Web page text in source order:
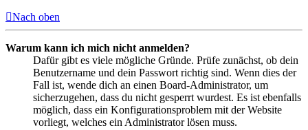
Nach oben
Warum kann ich mich nicht anmelden?
Dafür gibt es viele mögliche Gründe. Prüfe zunächst, ob dein
Benutzername und dein Passwort richtig sind. Wenn dies der
Fall ist, wende dich an einen Board-Administrator, um
sicherzugehen, dass du nicht gesperrt wurdest. Es ist ebenfalls
möglich, dass ein Konfigurationsproblem mit der Website
vorliegt, welches ein Administrator lösen muss.